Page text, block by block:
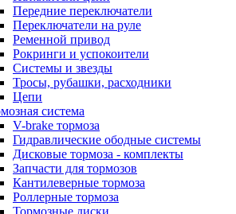
Передние переключатели
Переключатели на руле
Ременной привод
Рокринги и успокоители
Системы и звезды
Тросы, рубашки, расходники
Цепи
система
V-brake тормоза
Гидравлические ободные системы
Дисковые тормоза - комплекты
Запчасти для тормозов
Кантилеверные тормоза
Роллерные тормоза
Тормозные диски